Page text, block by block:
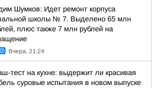
Шумков: Идет ремонт корпуса
школы № 7. Выделено 65 млн
плюс также 7 млн рублей на
Вчера, 21:24
тест на кухне: выдержит ли красивая
суровые испытания в новом выпуске